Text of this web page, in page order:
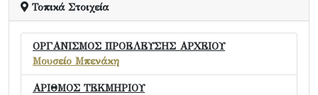
Τοπικά Στοιχεία
ΟΡΓΑΝΙΣΜΟΣ ΠΡΟΕΛΕΥΣΗΣ ΑΡΧΕΙΟΥ
Μουσείο Μπενάκη
ΑΡΙΘΜΟΣ ΤΕΚΜΗΡΙΟΥ